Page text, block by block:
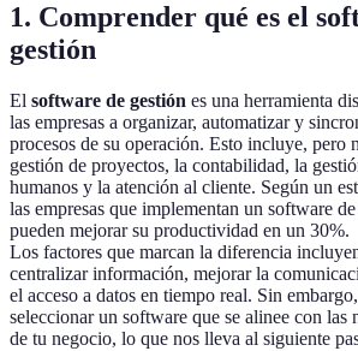
1. Comprender qué es el
gestión
El software de gestión es una herramienta
las empresas a organizar, automatizar y
procesos de su operación. Esto incluye, pero
gestión de proyectos, la contabilidad, la
humanos y la atención al cliente. Según un
las empresas que implementan un software
pueden mejorar su productividad en un 30%.
Los factores que marcan la diferencia
centralizar información, mejorar la
el acceso a datos en tiempo real. Sin
seleccionar un software que se alinee con las
de tu negocio, lo que nos lleva al siguiente